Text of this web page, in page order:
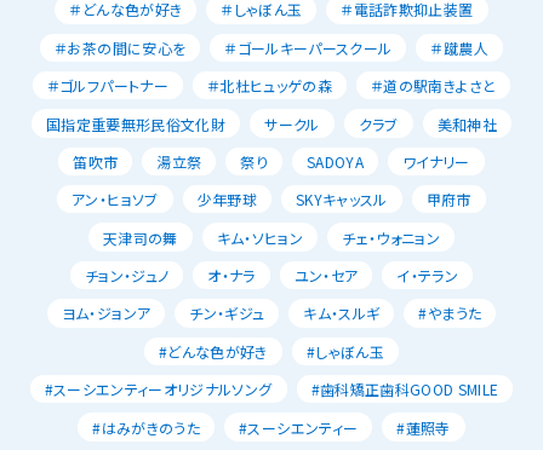
＃どんな色が好き
＃しゃぼん玉
＃電話詐欺抑止装置
＃お茶の間に安心を
＃ゴールキーパースクール
＃蹴農人
＃ゴルフパートナー
＃北杜ヒュッゲの森
＃道の駅南きよさと
国指定重要無形民俗文化財
サークル クラブ
美和神社
笛吹市
湯立祭 祭り SADOYA
ワイナリー
アン・ヒョソブ
少年野球 SKYキャッスル
甲府市
天津司の舞
キム・ソヒョン
チェ・ウォニョン
チョン・ジュノ
オ・ナラ ユン・セア
イ・テラン
ヨム・ジョンア
チン・ギジュ キム・スルギ
#やまうた
#どんな色が好き
#しゃぼん玉
#スーシエンティーオリジナルソング
#歯科矯正歯科GOOD SMILE
#はみがきのうた
#スーシエンティー
#蓮照寺